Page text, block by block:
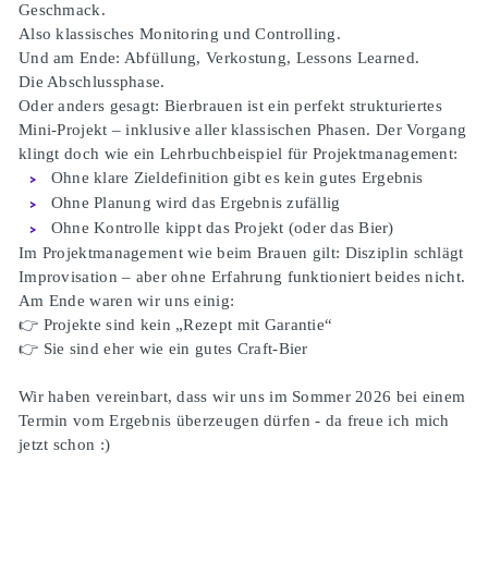
Geschmack.
Also klassisches Monitoring und Controlling.
Und am Ende: Abfüllung, Verkostung, Lessons Learned.
Die Abschlussphase.
Oder anders gesagt: Bierbrauen ist ein perfekt strukturiertes
Mini-Projekt – inklusive aller klassischen Phasen. Der Vorgang
klingt doch wie ein Lehrbuchbeispiel für Projektmanagement:
Ohne klare Zieldefinition gibt es kein gutes Ergebnis
Ohne Planung wird das Ergebnis zufällig
Ohne Kontrolle kippt das Projekt (oder das Bier)
Im Projektmanagement wie beim Brauen gilt: Disziplin schlägt
Improvisation – aber ohne Erfahrung funktioniert beides nicht.
Am Ende waren wir uns einig:
👉 Projekte sind kein „Rezept mit Garantie“
👉 Sie sind eher wie ein gutes Craft-Bier
Wir haben vereinbart, dass wir uns im Sommer 2026 bei einem
Termin vom Ergebnis überzeugen dürfen - da freue ich mich
jetzt schon :)